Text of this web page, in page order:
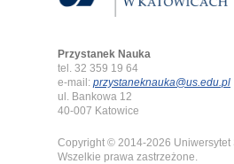
Przystanek Nauka
tel. 32 359 19 64
e-mail: przystaneknauka@us.edu.pl
ul. Bankowa 12
40-007 Katowice
Copyright © 2014-2026 Uniwersytet
Wszelkie prawa zastrzeżone.